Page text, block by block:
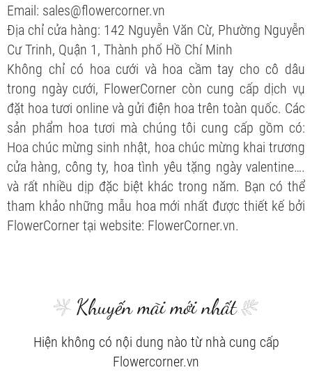
Email: sales@flowercorner.vn
Địa chỉ cửa hàng: 142 Nguyễn Văn Cừ, Phường Nguyễn
Cư Trinh, Quận 1, Thành phố Hồ Chí Minh
Không chỉ có hoa cưới và hoa cầm tay cho cô dâu
trong ngày cưới, FlowerCorner còn cung cấp dịch vụ
đặt hoa tươi online và gửi điện hoa trên toàn quốc. Các
sản phẩm hoa tươi mà chúng tôi cung cấp gồm có:
Hoa chúc mừng sinh nhật, hoa chúc mừng khai trương
cửa hàng, công ty, hoa tình yêu tặng ngày valentine….
và rất nhiều dịp đặc biệt khác trong năm. Bạn có thể
tham khảo những mẫu hoa mới nhất được thiết kế bởi
FlowerCorner tại website: FlowerCorner.vn.
Khuyến mãi mới nhất
Hiện không có nội dung nào từ nhà cung cấp
Flowercorner.vn